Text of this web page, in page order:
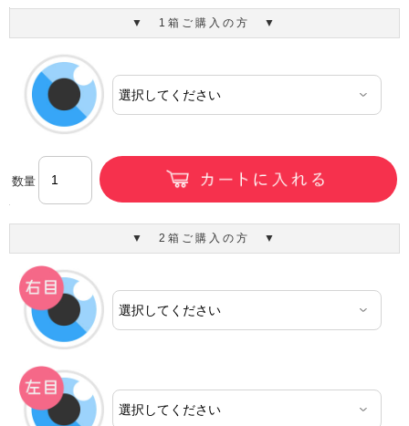
▼ 1箱ご購入の方 ▼
数量
▼ 2箱ご購入の方 ▼